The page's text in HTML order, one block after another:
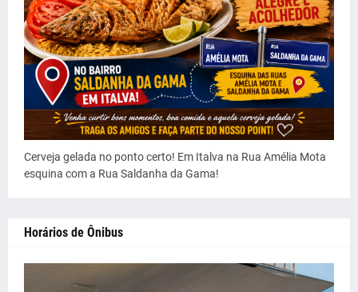
Cerveja gelada no ponto certo! Em Italva na Rua Amélia Mota
esquina com a Rua Saldanha da Gama!
Horários de Ônibus